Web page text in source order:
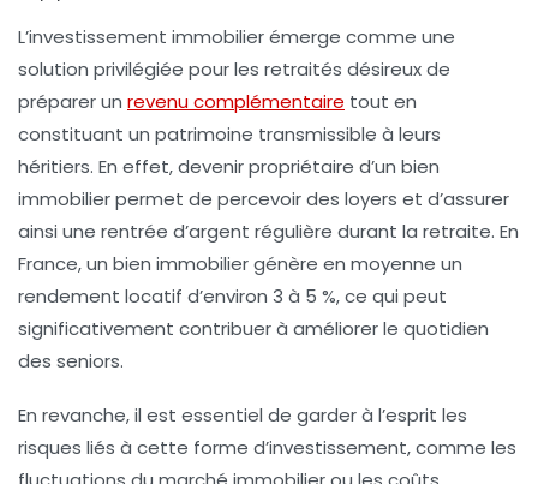
L’investissement immobilierémerge comme une
solution privilégiée pour les retraités désireux de
préparer un revenu complémentaire tout en
constituant un patrimoine transmissible à leurs
héritiers. En effet, devenir propriétaire d’un bien
immobilier permet de percevoir des loyers et d’assurer
ainsi une rentrée d’argent régulière durant la retraite. En
France, un bien immobilier génère en moyenne un
rendement locatif d’environ 3 à 5 %, ce qui peut
significativement contribuer à améliorer le quotidien
des seniors.
En revanche, il est essentiel de garder à l’esprit les
risques liés à cette forme d’investissement, comme les